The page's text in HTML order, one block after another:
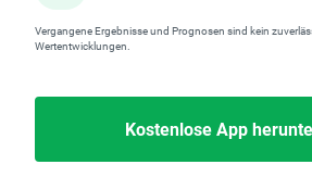
Vergangene Ergebnisse und Prognosen sind kein
Wertentwicklungen.
Kostenlose App